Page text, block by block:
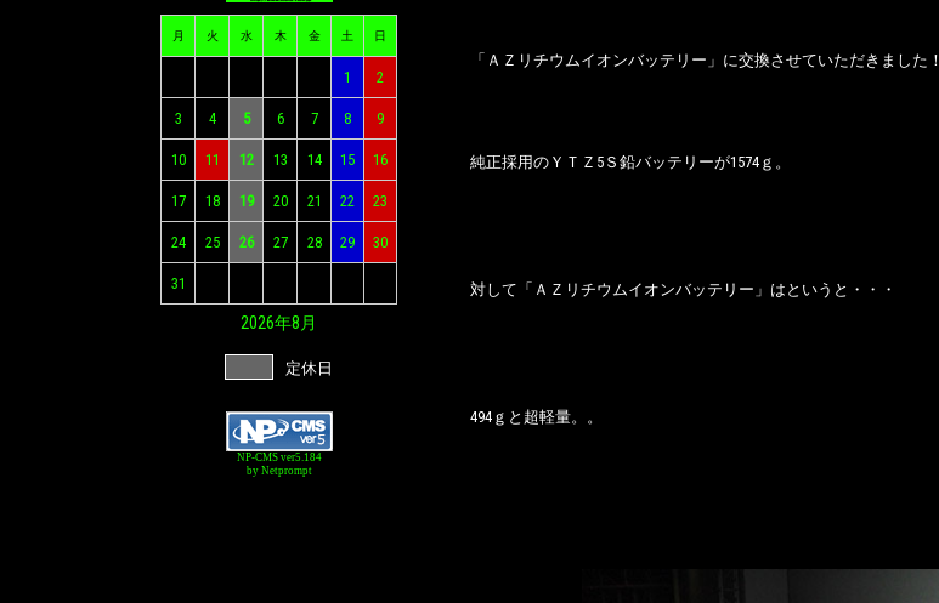
月 火 水 木 金 土 日
1 2
3 4 5 6 7 8 9
10 11 12 13 14 15 16
17 18 19 20 21 22 23
24 25 26 27 28 29 30
31
2026年8月
定休日
NP-CMS ver5.184
by Netprompt
「ＡＺリチウムイオンバッテリー」に交換させていただきました！
純正採用のＹＴＺ5Ｓ鉛バッテリーが1574ｇ。
対して「ＡＺリチウムイオンバッテリー」はというと・・・
494ｇと超軽量。。